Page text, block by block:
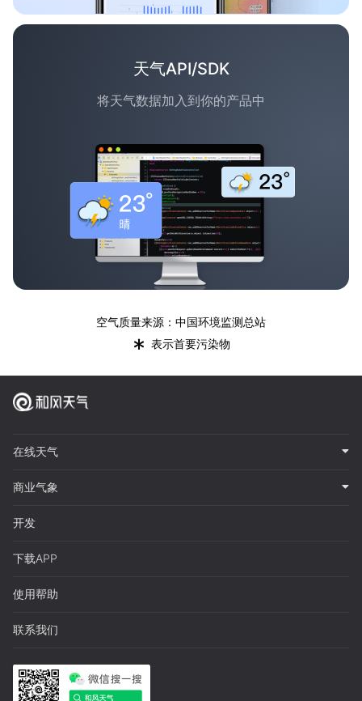
天气API/SDK
将天气数据加入到你的产品中
空气质量来源：中国环境监测总站
* 表示首要污染物
在线天气
商业气象
开发
下载APP
使用帮助
联系我们